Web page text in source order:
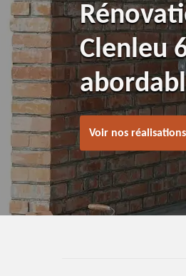
Clenleu
Voir nos réalisations